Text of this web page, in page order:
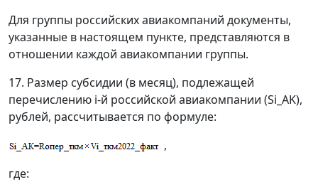
Для группы российских авиакомпаний документы,
указанные в настоящем пункте, представляются в
отношении каждой авиакомпании группы.
17. Размер субсидии (в месяц), подлежащей
перечислению i-й российской авиакомпании (Si_AK),
рублей, рассчитывается по формуле:
,
где: